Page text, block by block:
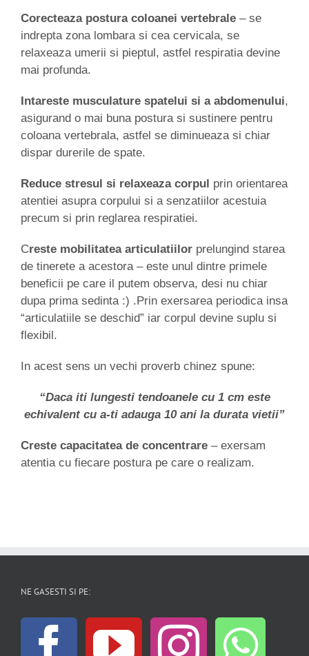
Corecteaza postura coloanei vertebrale – se
indrepta zona lombara si cea cervicala, se
relaxeaza umerii si pieptul, astfel respiratia devine
mai profunda.
Intareste musculature spatelui si a abdomenului,
asigurand o mai buna postura si sustinere pentru
coloana vertebrala, astfel se diminueaza si chiar
dispar durerile de spate.
Reduce stresul si relaxeaza corpul prin orientarea
atentiei asupra corpului si a senzatiilor acestuia
precum si prin reglarea respiratiei.
Creste mobilitatea articulatiilor prelungind starea
de tinerete a acestora – este unul dintre primele
beneficii pe care il putem observa, desi nu chiar
dupa prima sedinta :) .Prin exersarea periodica insa
“articulatiile se deschid” iar corpul devine suplu si
flexibil.
In acest sens un vechi proverb chinez spune:
“Daca iti lungesti tendoanele cu 1 cm este
echivalent cu a-ti adauga 10 ani la durata vietii”
Creste capacitatea de concentrare – exersam
atentia cu fiecare postura pe care o realizam.
NE GASESTI SI PE: